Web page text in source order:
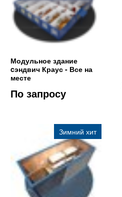
Модульное здание
cэндвич Краус - Все на
месте
По запросу
Зимний хит